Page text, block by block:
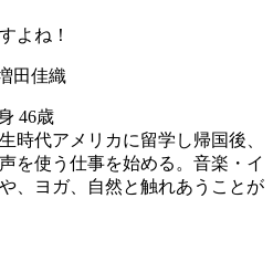
よね！
46歳
時代アメリカに留学し帰国後、
を使う仕事を始める。音楽・イ
、ヨガ、自然と触れあうことが